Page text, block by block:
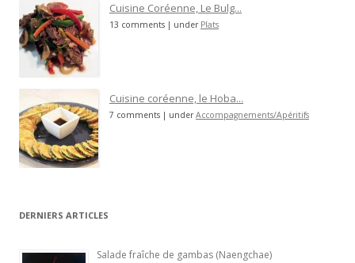
Cuisine Coréenne, Le Bulg...
13 comments | under Plats
Cuisine coréenne, le Hoba...
7 comments | underAccompagnements/Apéritifs
DERNIERS ARTICLES
Salade fraîche de gambas (Naengchae)